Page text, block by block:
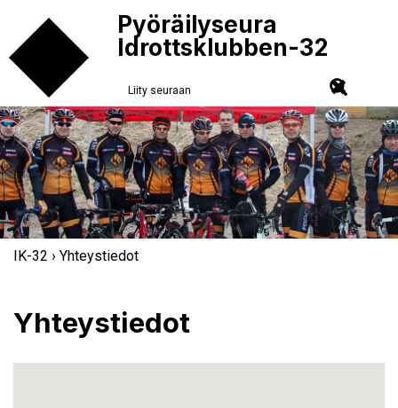
Pyöräilyseura
Idrottsklubben-32
Liity seuraan
IK-32 › Yhteystiedot
Yhteystiedot